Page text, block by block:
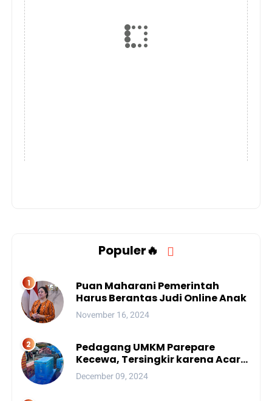
Populer🔥
Puan Maharani Pemerintah
Harus Berantas Judi Online Anak
November 16, 2024
Pedagang UMKM Parepare
Kecewa, Tersingkir karena Acara
Besar
December 09, 2024